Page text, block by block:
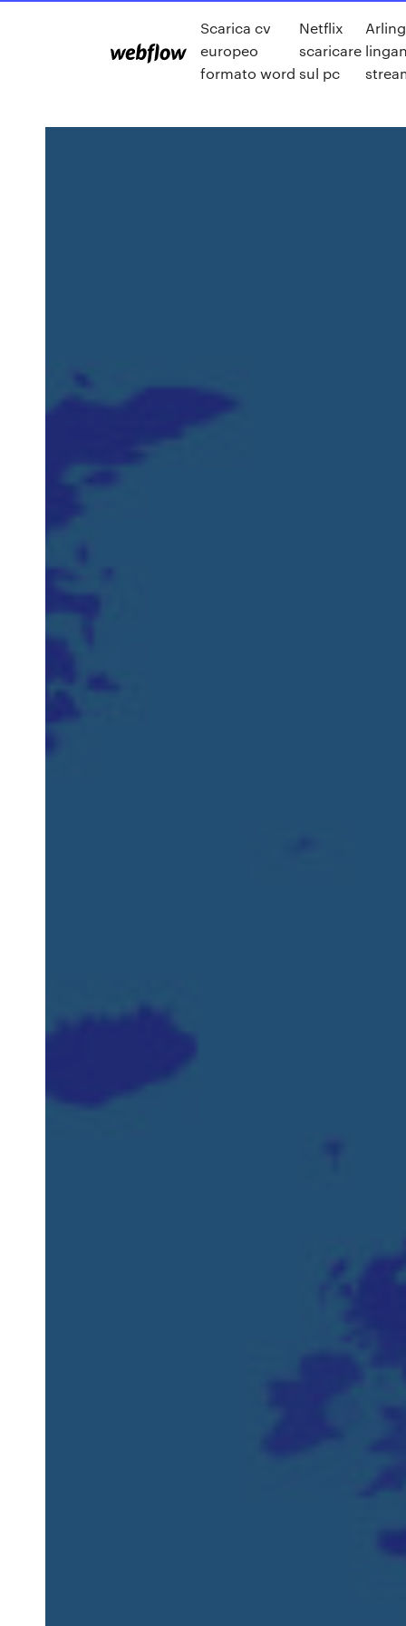
Scarica cv
europeo
formato word
Netflix
scaricare
sul pc